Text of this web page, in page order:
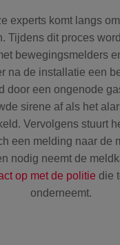
experts komt langs
Tijdens dit proces
bewegingsmelders
na de installatie een
door een ongenode
sirene af als het
Vervolgens stuurt
een melding naar de
nodig neemt de
op met de politie die
onderneemt.